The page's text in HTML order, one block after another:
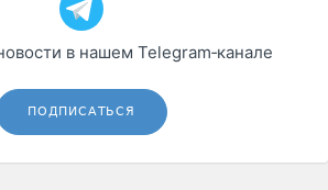
в нашем Telegram‑канале
ПОДПИСАТЬСЯ